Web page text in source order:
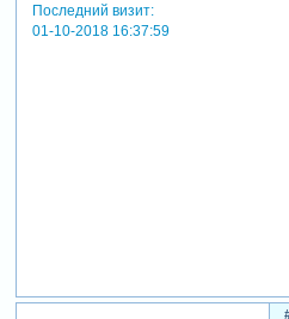
Последний визит:
01-10-2018 16:37:59